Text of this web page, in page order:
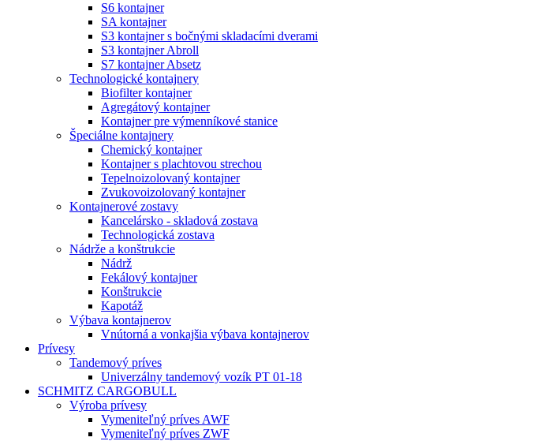
S6 kontajner
SA kontajner
S3 kontajner s bočnými skladacími dverami
S3 kontajner Abroll
S7 kontajner Absetz
Technologické kontajnery
Biofilter kontajner
Agregátový kontajner
Kontajner pre výmenníkové stanice
Špeciálne kontajnery
Chemický kontajner
Kontajner s plachtovou strechou
Tepelnoizolovaný kontajner
Zvukovoizolovaný kontajner
Kontajnerové zostavy
Kancelársko - skladová zostava
Technologická zostava
Nádrže a konštrukcie
Nádrž
Fekálový kontajner
Konštrukcie
Kapotáž
Výbava kontajnerov
Vnútorná a vonkajšia výbava kontajnerov
Prívesy
Tandemový príves
Univerzálny tandemový vozík PT 01-18
SCHMITZ CARGOBULL
Výroba prívesy
Vymeniteľný príves AWF
Vymeniteľný príves ZWF